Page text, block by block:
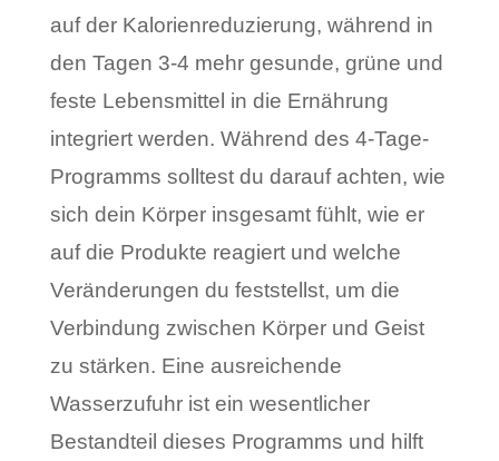
auf der Kalorienreduzierung, während in
den Tagen 3-4 mehr gesunde, grüne und
feste Lebensmittel in die Ernährung
integriert werden. Während des 4-Tage-
Programms solltest du darauf achten, wie
sich dein Körper insgesamt fühlt, wie er
auf die Produkte reagiert und welche
Veränderungen du feststellst, um die
Verbindung zwischen Körper und Geist
zu stärken. Eine ausreichende
Wasserzufuhr ist ein wesentlicher
Bestandteil dieses Programms und hilft